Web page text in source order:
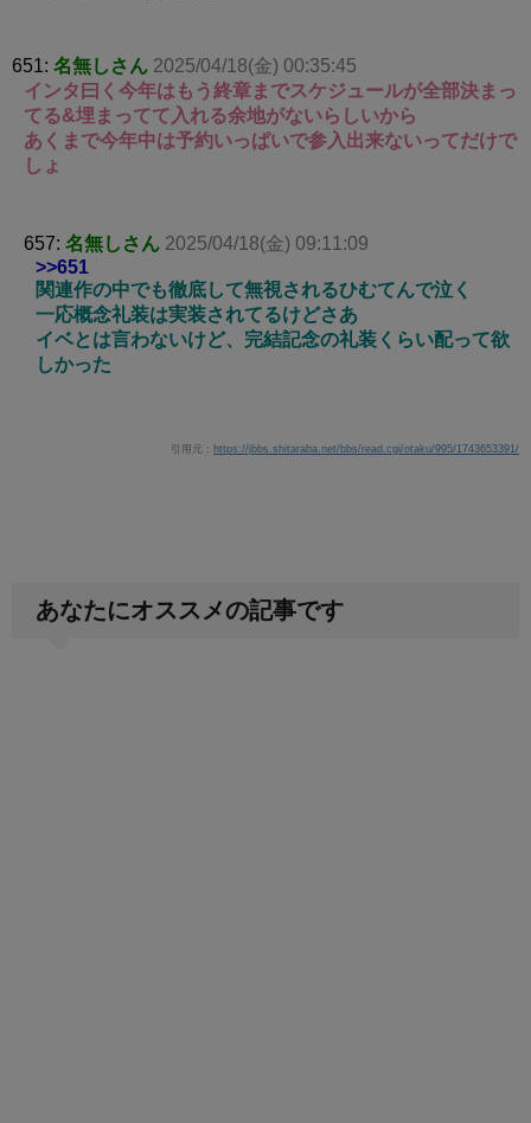
651: 名無しさん 2025/04/18(金) 00:35:45
インタ曰く今年はもう終章までスケジュールが全部決まっ
てる&埋まってて入れる余地がないらしいから
あくまで今年中は予約いっぱいで参入出来ないってだけで
しょ
657: 名無しさん 2025/04/18(金) 09:11:09
>>651
関連作の中でも徹底して無視されるひむてんで泣く
一応概念礼装は実装されてるけどさあ
イベとは言わないけど、完結記念の礼装くらい配って欲
しかった
引用元： https://jbbs.shitaraba.net/bbs/read.cgi/otaku/995/1743653391/
あなたにオススメの記事です